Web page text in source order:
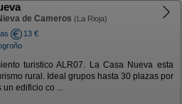
de Cameros (La Rioja)
13 €
turistico ALR07. La Casa Nueva esta
rural. Ideal grupos hasta 30 plazas por
un edificio co ...